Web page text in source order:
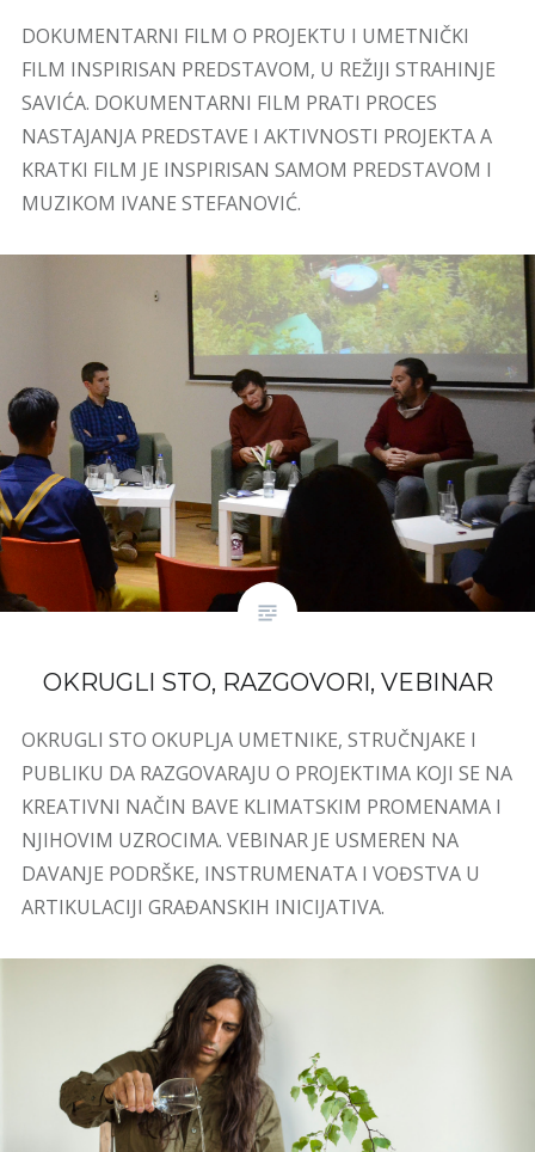
DOKUMENTARNI FILM O PROJEKTU I UMETNIČKI
FILM INSPIRISAN PREDSTAVOM, U REŽIJI STRAHINJE
SAVIĆA. DOKUMENTARNI FILM PRATI PROCES
NASTAJANJA PREDSTAVE I AKTIVNOSTI PROJEKTA A
KRATKI FILM JE INSPIRISAN SAMOM PREDSTAVOM I
MUZIKOM IVANE STEFANOVIĆ.
OKRUGLI STO, RAZGOVORI, VEBINAR
OKRUGLI STO OKUPLJA UMETNIKE, STRUČNJAKE I
PUBLIKU DA RAZGOVARAJU O PROJEKTIMA KOJI SE NA
KREATIVNI NAČIN BAVE KLIMATSKIM PROMENAMA I
NJIHOVIM UZROCIMA. VEBINAR JE USMEREN NA
DAVANJE PODRŠKE, INSTRUMENATA I VOĐSTVA U
ARTIKULACIJI GRAĐANSKIH INICIJATIVA.